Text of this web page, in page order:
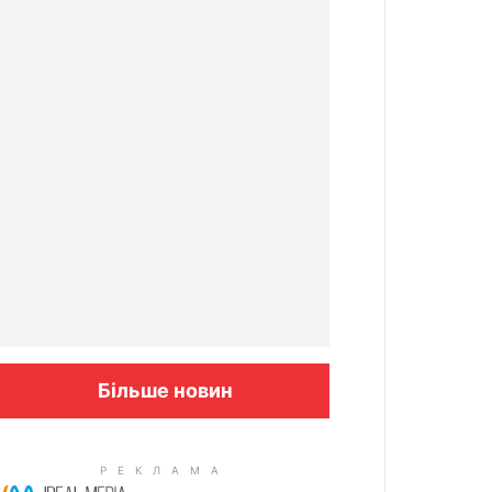
Більше новин